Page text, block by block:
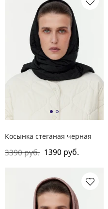
Косынка стеганая черная
3390 руб. 1390 руб.